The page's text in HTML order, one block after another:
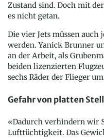
Zustand sind. Doch mit der
es nicht getan.
Die vier Jets müssen auch
werden. Yanick Brunner
an der Arbeit, als
beiden lizenzierten
sechs Räder der Flieger
Gefahr von platten
«Dadurch verhindern wir
Lufttüchtigkeit. Das